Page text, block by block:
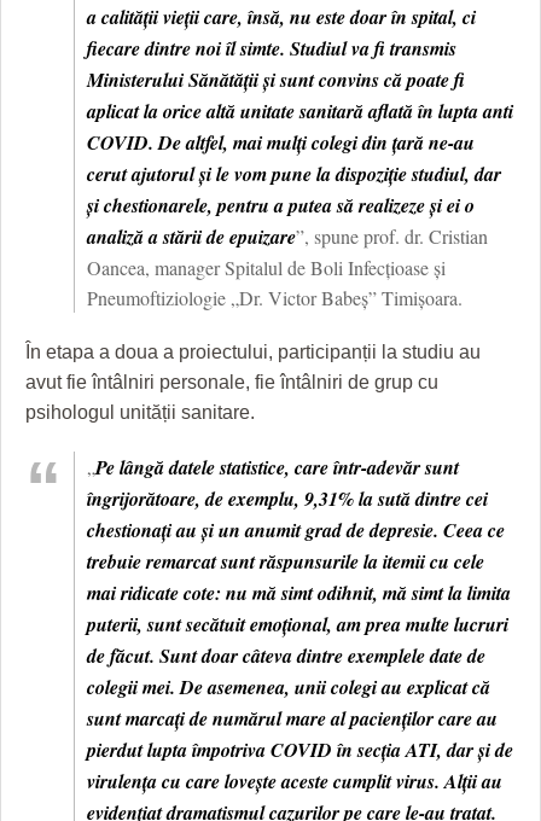
a calității vieții care, însă, nu este doar în spital, ci
fiecare dintre noi îl simte. Studiul va fi transmis
Ministerului Sănătății şi sunt convins că poate fi
aplicat la orice altă unitate sanitară aflată în lupta anti
COVID. De altfel, mai mulți colegi din țară ne-au
cerut ajutorul și le vom pune la dispoziție studiul, dar
și chestionarele, pentru a putea să realizeze și ei o
analiză a stării de epuizare”, spune prof. dr. Cristian
Oancea, manager Spitalul de Boli Infecțioase și
Pneumoftiziologie „Dr. Victor Babeș” Timișoara.
În etapa a doua a proiectului, participanții la studiu au
avut fie întâlniri personale, fie întâlniri de grup cu
psihologul unității sanitare.
„Pe lângă datele statistice, care într-adevăr sunt
îngrijorătoare, de exemplu, 9,31% la sută dintre cei
chestionați au și un anumit grad de depresie. Ceea ce
trebuie remarcat sunt răspunsurile la itemii cu cele
mai ridicate cote: nu mă simt odihnit, mă simt la limita
puterii, sunt secătuit emoțional, am prea multe lucruri
de făcut. Sunt doar câteva dintre exemplele date de
colegii mei. De asemenea, unii colegi au explicat că
sunt marcați de numărul mare al pacienților care au
pierdut lupta împotriva COVID în secția ATI, dar și de
virulența cu care lovește aceste cumplit virus. Alții au
evidenţiat dramatismul cazurilor pe care le-au tratat.